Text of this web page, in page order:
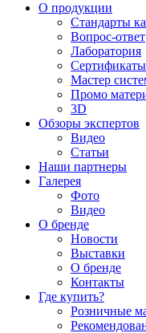
О продукции
Стандарты
Вопрос-ответ
Лаборатория
Сертификаты
Мастер
Промо
3D
Обзоры экспертов
Видео
Статьи
Наши партнеры
Галерея
Фото
Видео
О бренде
Новости
Выставки
О бренде
Контакты
Где купить?
Розничные